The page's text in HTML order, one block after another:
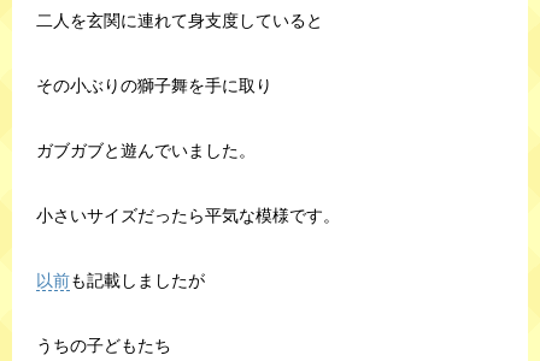
二人を玄関に連れて身支度していると
その小ぶりの獅子舞を手に取り
ガブガブと遊んでいました。
小さいサイズだったら平気な模様です。
以前も記載しましたが
うちの子どもたち